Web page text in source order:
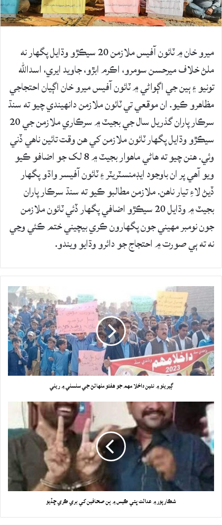
ميرو خان ۾ ٽائون آفيس ملازمن 20 سيڪڙو وڌايل پگهار نه
ملڻ خلاف ميرحسن سومرو، اڪرم ابڙو، جاويد ايري، اسدالله
تونيو ۽ ٻين جي اڳواڻي ۾ ٽائون آفيس ميرو خان اڳيان احتجاجي
مظاهرو ڪيو. ان موقعي تي ٽائون ملازمن دانهيندي چيو ته سنڌ
سرڪار پاران گذريل سال جي بجيٽ ۾ سرڪاري ملازمن جي 20
سيڪڙو وڌايل پگهار ٽائون ملازمن کي هن وقت تائين ناهي ڏني
وئي. هنن چيو ته هاڻي ماهوار بجيٽ ۾ 8 لک جو اضافو ڪيو
ويو آهي پر ان باوجود ايڊمنسٽريٽر ۽ ٽائون آفيسر واڌو پگهار
ڏيڻ لاءِ تيار ناهن. ملازمن مطالبو ڪيو ته سنڌ سرڪار پاران
بجيٽ ۾ وڌايل 20 سيڪڙو اضافي پگهار ڏئي ٽائون ملازمن
جون نومبر مهيني جون پگهارون ڪري بيچيني ختم ڪئي وڃي
نه ته ٻي صورت ۾ احتجاج جو دائرو وڌايو ويندو.
ڳيريلو ۾ نئين داخلا مهم جو هفتو ملهائڻ جي سلسلي ۾ ريلي
شڪارپور ۾ عدالت ڀتي ڪيس ۾ ٻن صحافين کي بري ڪري ڇڏيو